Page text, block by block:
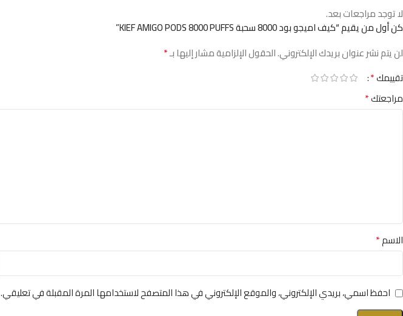
لا توجد مراجعات بعد.
كن أول من يقيم “كيف اميجو بود 8000 سحبة KIEF AMIGO PODS 8000 PUFFS”
لن يتم نشر عنوان بريدك الإلكتروني.الحقول الإلزامية مشار إليها بـ*
تقييمك*
مراجعتك*
الاسم*
احفظ اسمي، بريدي الإلكتروني، والموقع الإلكتروني في هذا المتصفح لاستخدامها المرة المقبلة في تعليقي.